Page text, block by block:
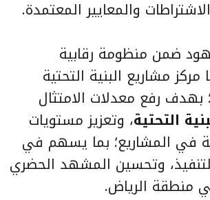
والمعايير المعتمدة.
ضمن منظومة رقابية
مشاريع البنية التحتية
بهدف رفع معدلات الامتثال
التحتية، وتعزيز مستويات
في المشاريع؛ بما يسهم في
وتحسين المشهد الحضري
منطقة الرياض.